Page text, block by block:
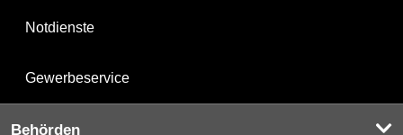
Notdienste
Gewerbeservice
Behörden